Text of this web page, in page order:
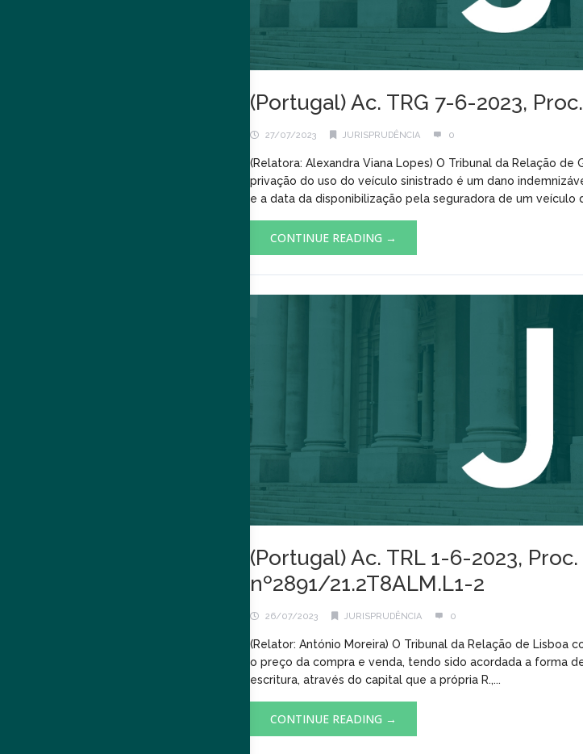
(Portugal) Ac. TRG 7-6-2023,
27/07/2023 JURISPRUDÊNCIA 0
(Relatora: Alexandra Viana Lopes) O Tribunal da Relação
privação do uso do veículo sinistrado é um dano
e a data da disponibilização pela seguradora de um veículo
CONTINUE READING →
(Portugal) Ac. TRL 1-6-2023, Proc.
nº2891/21.2T8ALM.L1-2
26/07/2023 JURISPRUDÊNCIA 0
(Relator: António Moreira) O Tribunal da Relação de Lisboa
o preço da compra e venda, tendo sido acordada a forma
escritura, através do capital que a própria R.,...
CONTINUE READING →